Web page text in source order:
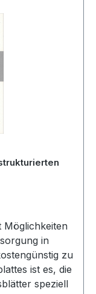
Möglichkeiten
in
zu
ist es, die
speziell